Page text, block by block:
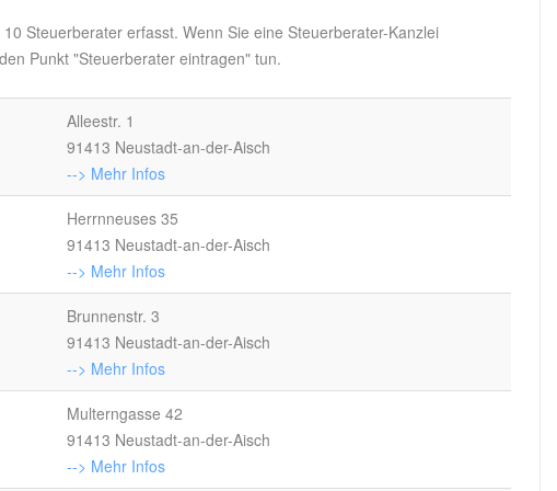
Steuerberater erfasst. Wenn Sie eine Steuerberater-Kanzlei
Punkt "Steuerberater eintragen" tun.
Alleestr. 1
91413 Neustadt-an-der-Aisch
--> Mehr Infos
Herrnneuses 35
91413 Neustadt-an-der-Aisch
--> Mehr Infos
Brunnenstr. 3
91413 Neustadt-an-der-Aisch
--> Mehr Infos
Multerngasse 42
91413 Neustadt-an-der-Aisch
--> Mehr Infos